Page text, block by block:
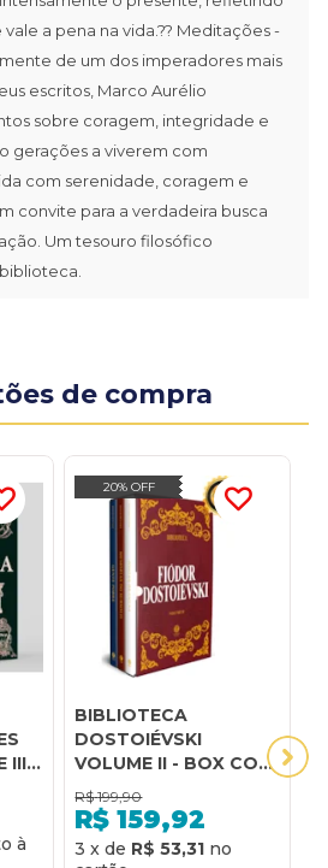
a pena na vida.?? Meditações -
de um dos imperadores mais
escritos, Marco Aurélio
sobre coragem, integridade e
gerações a viverem com
com serenidade, coragem e
convite para a verdadeira busca
Um tesouro filosófico
de compra
III -
20% OFF
BIBLIOTECA
DOSTOIÉVSKI
VOLUME II - BOX COM
3 LIVROS - EDIÇÃO DE
LUXO
R$ 199,90
R$ 159,92
3 x de R$ 53,31